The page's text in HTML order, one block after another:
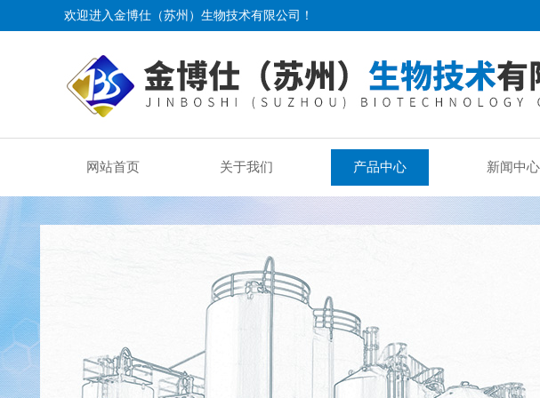
欢迎进入金博仕（苏州）生物技术有限公司！
网站首页 关于我们 产品中心 新闻中心